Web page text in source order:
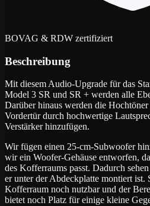
BOVAG & RDW zertifiziert
Beschreibung
Mit diesem Audio-Upgrade für das
Model 3 SR und SR + werden alle
Darüber hinaus werden die
Vordertür durch hochwertige
Verstärker hinzufügen.
Wir fügen einen 25-cm-Subwoofer
wir ein Woofer-Gehäuse entworfen,
des Kofferraums passt. Dadurch
er unter der Abdeckplatte montiert ist.
Kofferraum noch nutzbar und der
bietet noch Platz für einige kleine